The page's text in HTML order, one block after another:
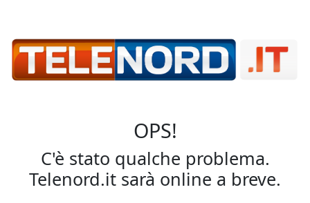
OPS!
C'è stato qualche problema.
Telenord.it sarà online a breve.